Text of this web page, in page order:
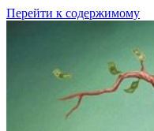
Перейти к содержимому